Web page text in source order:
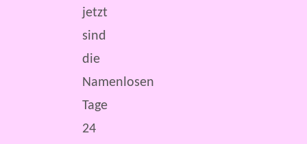
jetzt
sind
die
Namenlosen
Tage
24